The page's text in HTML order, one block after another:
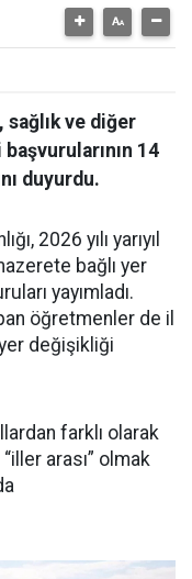
sağlık ve diğer
14
duyurdu.
2026 yılı yarıyıl
bağlı yer
yayımladı.
öğretmenler de il
değişikliği
farklı olarak
arası” olmak